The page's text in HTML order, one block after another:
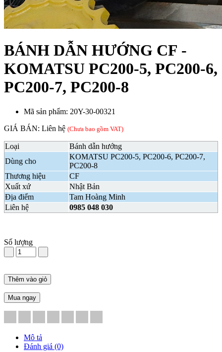
BÁNH DẪN HƯỚNG CF -
KOMATSU PC200-5, PC200-6,
PC200-7, PC200-8
Mã sản phẩm: 20Y-30-00321
GIÁ BÁN: Liên hệ (Chưa bao gồm VAT)
Loại
Bánh dẫn hướng
Dùng cho
KOMATSU PC200-5, PC200-6, PC200-7,
PC200-8
Thương hiệu
CF
Xuất xứ
Nhật Bản
Địa điểm
Tam Hoàng Minh
Liên hệ
0985 048 030
Số lượng
Thêm vào giỏ
Mua ngay
Mô tả
Đánh giá (0)